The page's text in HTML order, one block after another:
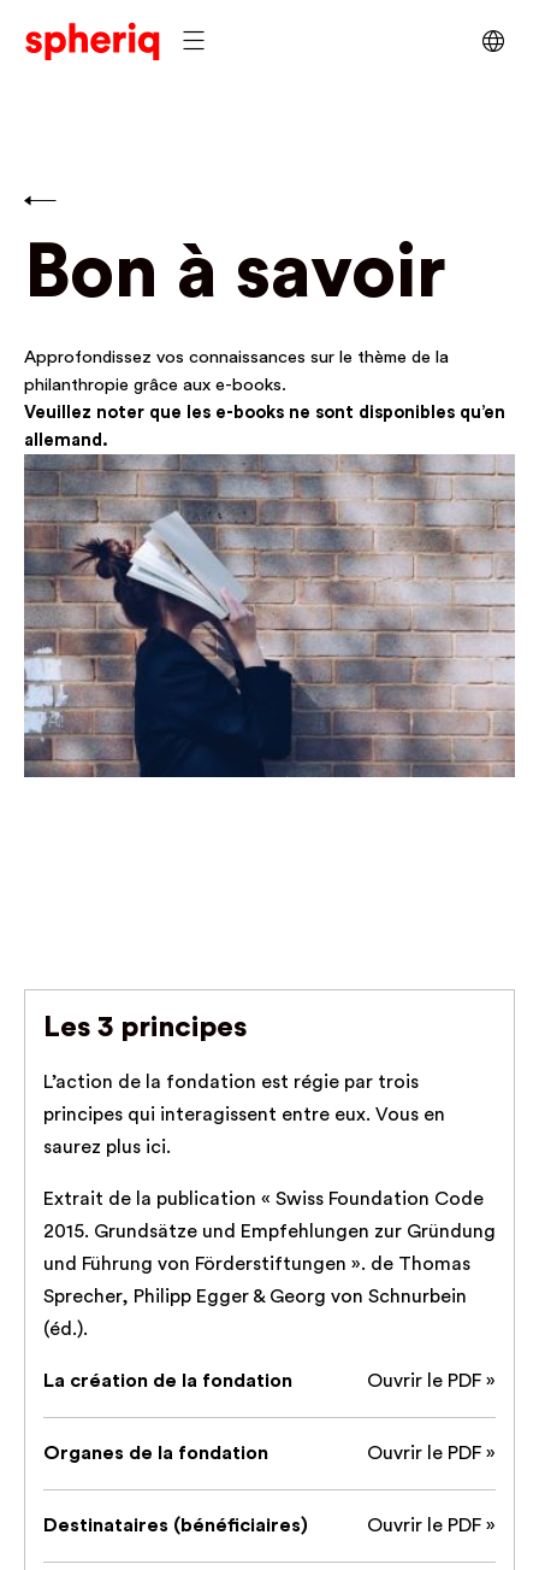
Bon à savoir
Approfondissez vos connaissances sur le thème de la
philanthropie grâce aux e-books.
Veuillez noter que les e-books ne sont disponibles qu’en
allemand.
Les 3 principes
L’action de la fondation est régie par trois
principes qui interagissent entre eux. Vous en
saurez plus ici.
Extrait de la publication « Swiss Foundation Code
2015. Grundsätze und Empfehlungen zur Gründung
und Führung von Förderstiftungen ». de Thomas
Sprecher, Philipp Egger & Georg von Schnurbein
(éd.).
La création de la fondation Ouvrir le PDF »
Organes de la fondation Ouvrir le PDF »
Destinataires (bénéficiaires) Ouvrir le PDF »